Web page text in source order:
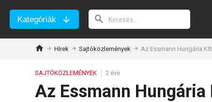
Kategóriák
Hírek Sajtóközlemények Az Essmann Hungária
SAJTÓKÖZLEMÉNYEK 2 éve
Az Essmann